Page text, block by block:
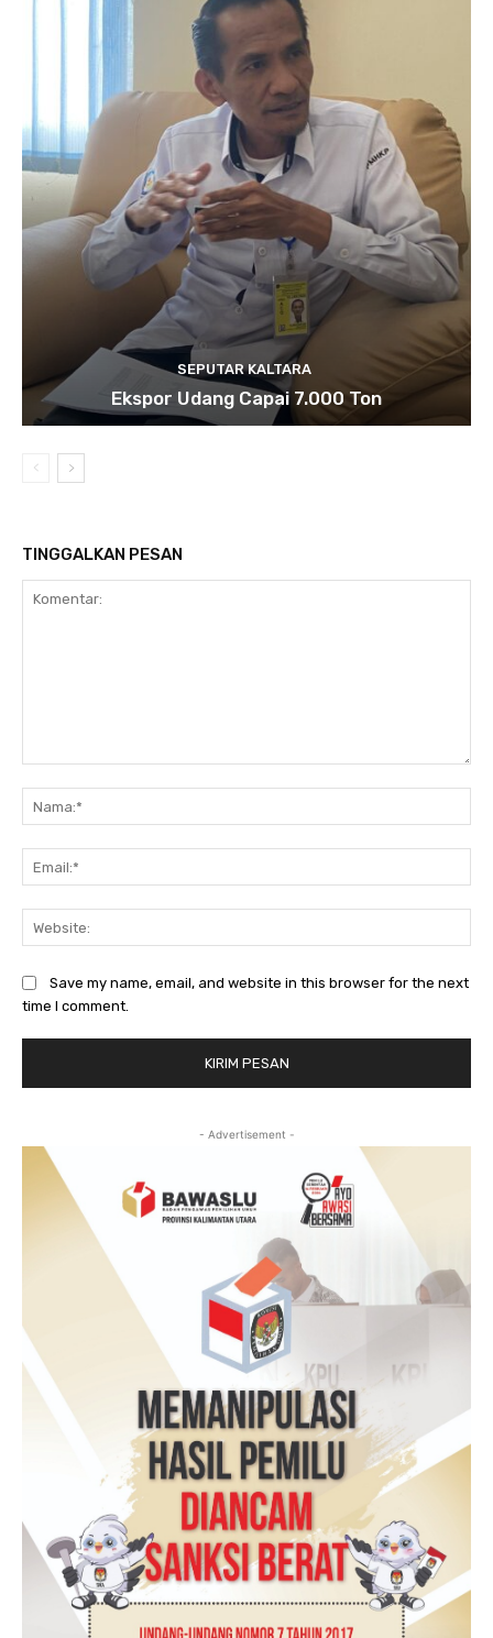
SEPUTAR KALTARA
Ekspor Udang Capai 7.000 Ton
TINGGALKAN PESAN
Save my name, email, and website in this browser for the next
time I comment.
- Advertisement -